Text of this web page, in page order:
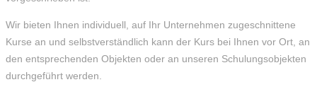
Wir bieten Ihnen individuell, auf Ihr Unternehmen zugeschnittene
Kurse an und selbstverständlich kann der Kurs bei Ihnen vor Ort, an
den entsprechenden Objekten oder an unseren Schulungsobjekten
durchgeführt werden.